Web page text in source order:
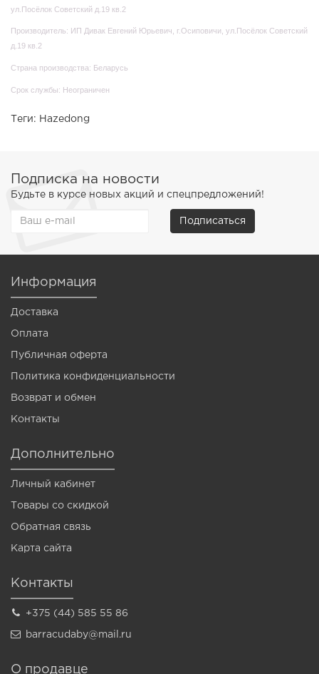
ул.Посёлок Советский д.19 кв.2
Производитель: ИП Дивак Евгений Юрьевич, г.Осиповичи, ул.Посёлок Советский
д.19 кв.2
Страна производства: Беларусь
Срок службы: Неограничен
Теги: Hazedong
Подписка на новости
Будьте в курсе новых акций и спецпредложений!
Подписаться
Информация
Доставка
Оплата
Публичная оферта
Политика конфиденциальности
Возврат и обмен
Контакты
Дополнительно
Личный кабинет
Товары со скидкой
Обратная связь
Карта сайта
Контакты
+375 (44) 585 55 86
barracudaby@mail.ru
О продавце